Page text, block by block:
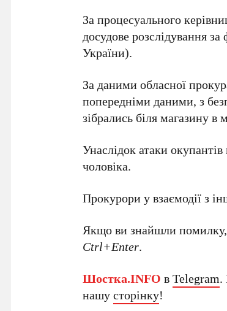
За процесуального
досудове розслідування
України).
За даними обласної
попередніми даними, з
зібрались біля магазину
Унаслідок атаки
чоловіка.
Прокурори у взаємодії з
Якщо ви знайшли помилку,
Ctrl+Enter.
Шостка.INFO вTelegram.
нашусторінку!